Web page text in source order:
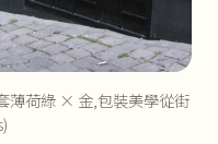
薄荷綠 × 金,包裝美學從街